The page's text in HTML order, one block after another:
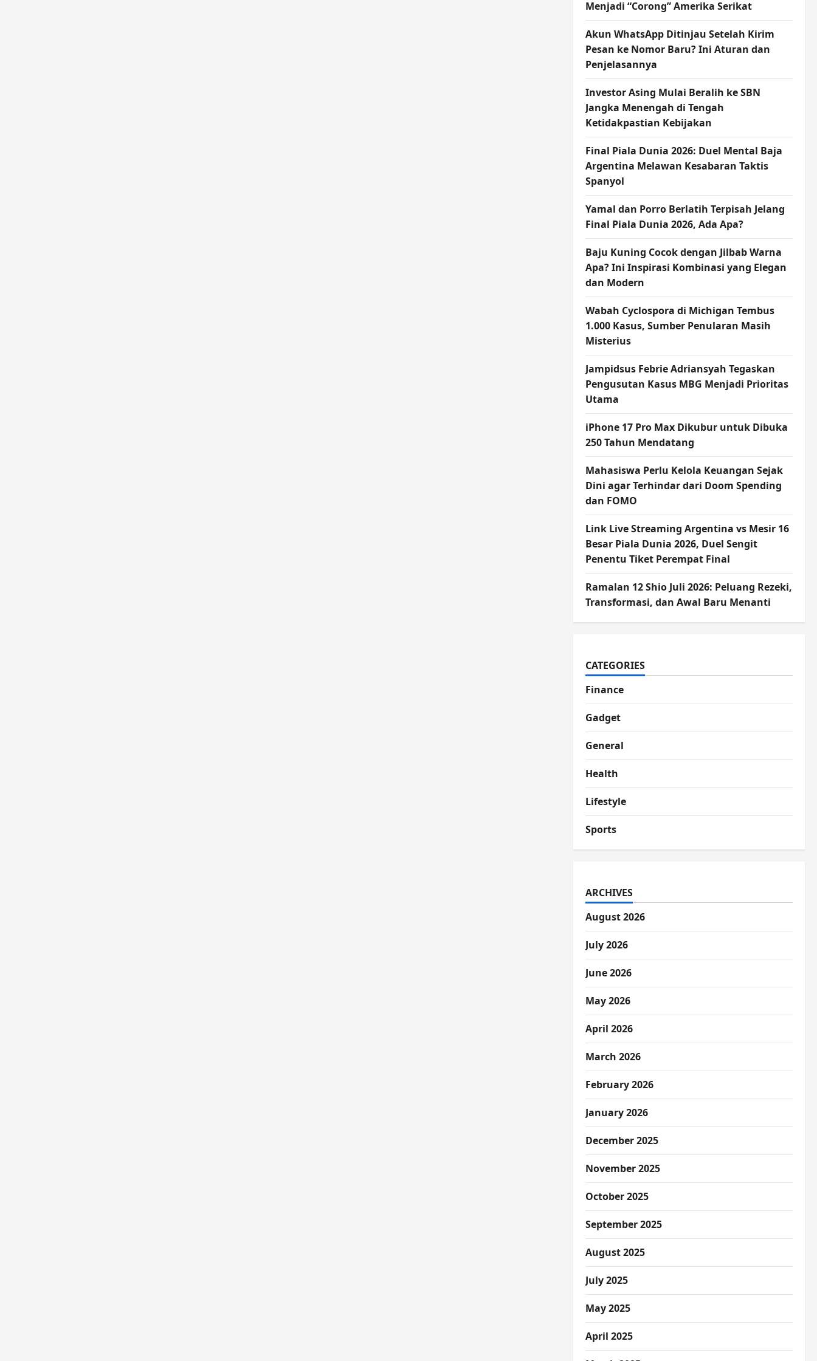
Menjadi “Corong” Amerika Serikat
Akun WhatsApp Ditinjau Setelah Kirim
Pesan ke Nomor Baru? Ini Aturan dan
Penjelasannya
Investor Asing Mulai Beralih ke SBN
Jangka Menengah di Tengah
Ketidakpastian Kebijakan
Final Piala Dunia 2026: Duel Mental Baja
Argentina Melawan Kesabaran Taktis
Spanyol
Yamal dan Porro Berlatih Terpisah Jelang
Final Piala Dunia 2026, Ada Apa?
Baju Kuning Cocok dengan Jilbab Warna
Apa? Ini Inspirasi Kombinasi yang Elegan
dan Modern
Wabah Cyclospora di Michigan Tembus
1.000 Kasus, Sumber Penularan Masih
Misterius
Jampidsus Febrie Adriansyah Tegaskan
Pengusutan Kasus MBG Menjadi Prioritas
Utama
iPhone 17 Pro Max Dikubur untuk Dibuka
250 Tahun Mendatang
Mahasiswa Perlu Kelola Keuangan Sejak
Dini agar Terhindar dari Doom Spending
dan FOMO
Link Live Streaming Argentina vs Mesir 16
Besar Piala Dunia 2026, Duel Sengit
Penentu Tiket Perempat Final
Ramalan 12 Shio Juli 2026: Peluang Rezeki,
Transformasi, dan Awal Baru Menanti
CATEGORIES
Finance
Gadget
General
Health
Lifestyle
Sports
ARCHIVES
August 2026
July 2026
June 2026
May 2026
April 2026
March 2026
February 2026
January 2026
December 2025
November 2025
October 2025
September 2025
August 2025
July 2025
May 2025
April 2025